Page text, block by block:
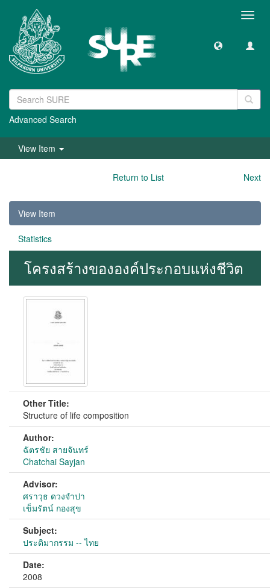
Advanced Search
View Item
Return to List Next
View Item
Statistics
โครงสร้างขององค์ประกอบแห่งชีวิต
Other Title:
Structure of life composition
Author:
ฉัตรชัย สายจันทร์
Chatchai Sayjan
Advisor:
ศราวุธ ดวงจำปา
เข็มรัตน์ กองสุข
Subject:
ประติมากรรม -- ไทย
Date:
2008